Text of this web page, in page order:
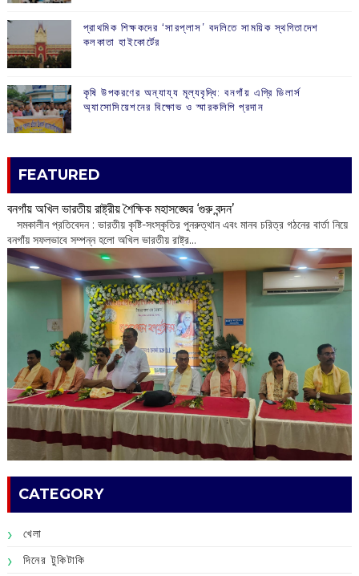
প্রাথমিক শিক্ষকদের ‘সারপ্লাস’ বদলিতে সাময়িক স্থগিতাদেশ
কলকাতা হাইকোর্টের
কৃষি উপকরণের অন্যায্য মূল্যবৃদ্ধি: বনগাঁয় এগ্রি ডিলার্স
অ্যাসোসিয়েশনের বিক্ষোভ ও স্মারকলিপি প্রদান
FEATURED
বনগাঁয় অখিল ভারতীয় রাষ্ট্রীয় শৈক্ষিক মহাসঙ্ঘের ‘গুরু বন্দন’
​ সমকালীন প্রতিবেদন : ভারতীয় কৃষ্টি-সংস্কৃতির পুনরুত্থান এবং মানব চরিত্র গঠনের বার্তা নিয়ে
বনগাঁয় সফলভাবে সম্পন্ন হলো অখিল ভারতীয় রাষ্ট্র...
CATEGORY
খেলা
দিনের টুকিটাকি